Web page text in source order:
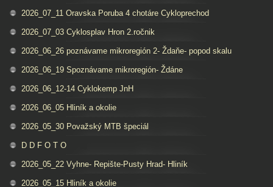
2026_07_11 Oravska Poruba 4 chotáre Cykloprechod
2026_07_03 Cyklosplav Hron 2.ročnik
2026_06_26 poznávame mikroregión 2- Ždaňe- popod skalu
2026_06_19 Spoznávame mikroregión- Ždáne
2026_06_12-14 Cyklokemp JnH
2026_06_05 Hliník a okolie
2026_05_30 Považský MTB špeciál
D D F O T O
2026_05_22 Vyhne- Repište-Pusty Hrad- Hliník
2026_05_15 Hliník a okolie